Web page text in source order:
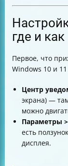
где и как
Первое, что
Windows 10 и
Центр
экрана) —
можно
Параметры
есть
дисплея.